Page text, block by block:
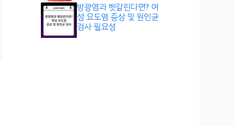
방광염과 헷갈린다면? 여
성 요도염 증상 및 원인균
검사 필요성